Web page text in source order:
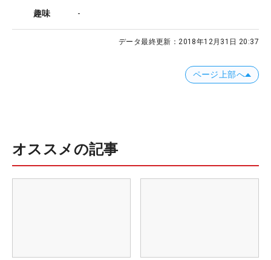
趣味 -
データ最終更新：2018年12月31日 20:37
ページ上部へ
オススメの記事